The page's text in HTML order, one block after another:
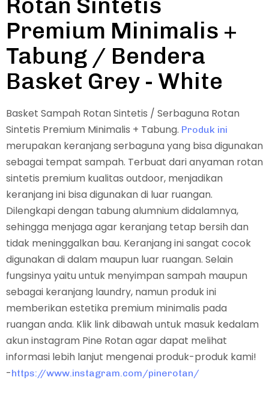
Premium Minimalis +
Tabung / Bendera
Basket Grey - White
Basket Sampah Rotan Sintetis / Serbaguna Rotan
Sintetis Premium Minimalis + Tabung. Produk ini
merupakan keranjang serbaguna yang bisa digunakan
sebagai tempat sampah. Terbuat dari anyaman rotan
sintetis premium kualitas outdoor, menjadikan
keranjang ini bisa digunakan di luar ruangan.
Dilengkapi dengan tabung alumnium didalamnya,
sehingga menjaga agar keranjang tetap bersih dan
tidak meninggalkan bau. Keranjang ini sangat cocok
digunakan di dalam maupun luar ruangan. Selain
fungsinya yaitu untuk menyimpan sampah maupun
sebagai keranjang laundry, namun produk ini
memberikan estetika premium minimalis pada
ruangan anda. Klik link dibawah untuk masuk kedalam
akun instagram Pine Rotan agar dapat melihat
informasi lebih lanjut mengenai produk-produk kami!
-https://www.instagram.com/pinerotan/